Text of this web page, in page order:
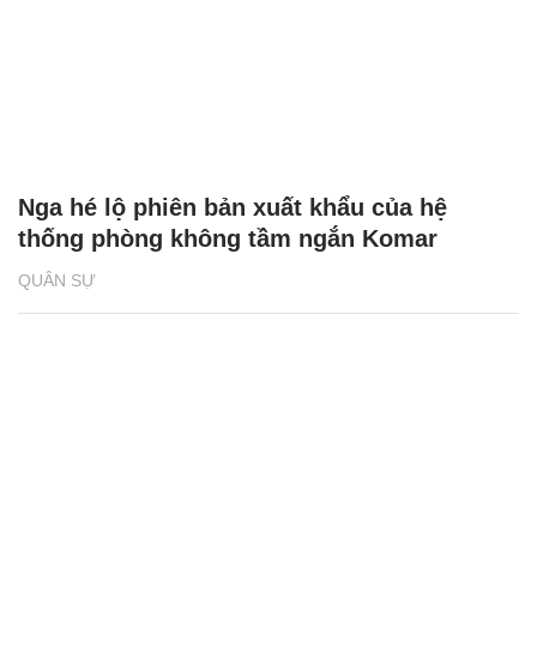
QUÂN SỰ
Nga hé lộ phiên bản xuất khẩu của hệ
thống phòng không tầm ngắn Komar